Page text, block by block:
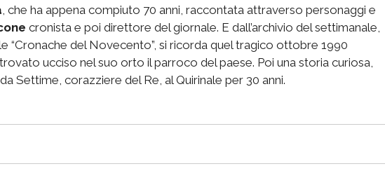
, che ha appena compiuto 70 anni, raccontata attraverso personaggi e
cronista e poi direttore del giornale. E dall’archivio del settimanale,
“Cronache del Novecento”, si ricorda quel tragico ottobre 1990
ucciso nel suo orto il parroco del paese. Poi una storia curiosa,
Settime, corazziere del Re, al Quirinale per 30 anni.